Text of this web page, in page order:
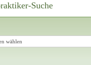
Suche
wählen